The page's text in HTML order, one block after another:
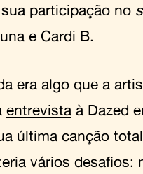
participação no
e Cardi B.
era algo que a
entrevista à Dazed
última canção
vários desafios: